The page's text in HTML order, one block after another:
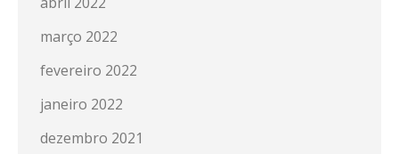
março 2022
fevereiro 2022
janeiro 2022
dezembro 2021